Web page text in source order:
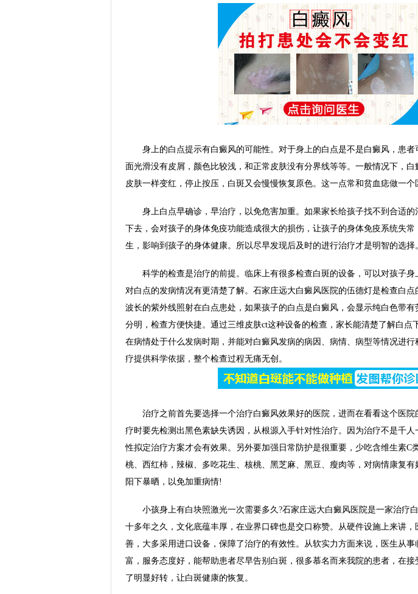
身上的白点提示有白癜风的可能性。对于身上的白点是不是白癜风，患者
面光滑没有皮屑，颜色比较浅，和正常皮肤没有分界线等等。一般情况下，白
皮肤一样变红，停止按压，白斑又会慢慢恢复原色。这一点常和贫血痣做一个
身上白点早确诊，早治疗，以免危害加重。如果家长给孩子找不到合适的
下去，会对孩子的身体免疫功能造成很大的损伤，让孩子的身体免疫系统失
生，影响到孩子的身体健康。所以尽早发现后及时的进行治疗才是明智的选择。
科学的检查是治疗的前提。临床上有很多检查白斑的设备，可以对孩子身
对白点的发病情况有更清楚了解。石家庄远大白癜风医院的伍德灯是检查白
波长的紫外线照射在白点患处，如果孩子的白点是白癜风，会显示纯白色带
分明，检查方便快捷。通过三维皮肤ct这种设备的检查，家长能清楚了解白点
在病情处于什么发病时期，并能对白癜风发病的病因、病情、病型等情况进
疗提供科学依据，整个检查过程无痛无创。
治疗之前首先要选择一个治疗白癜风效果好的医院，进而在看看这个医院
疗时要先检测出黑色素缺失诱因，从根源入手针对性治疗。因为治疗不是千
性拟定治疗方案才会有效果。另外要加强日常防护是很重要，少吃含维生素C
桃、西红柿，辣椒、多吃花生、核桃、黑芝麻、黑豆、瘦肉等，对病情康复
阳下暴晒，以免加重病情!
小孩身上有白块照激光一次需要多久?石家庄远大白癜风医院是一家治疗
十多年之久，文化底蕴丰厚，在业界口碑也是交口称赞。从硬件设施上来讲
善，大多采用进口设备，保障了治疗的有效性。从软实力方面来说，医生从
富，服务态度好，能帮助患者尽早告别白斑，很多慕名而来我院的患者，在
了明显好转，让白斑健康的恢复。